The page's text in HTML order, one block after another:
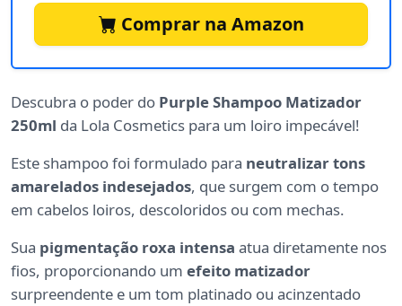
Comprar na Amazon
Descubra o poder do Purple Shampoo Matizador
250ml da Lola Cosmetics para um loiro impecável!
Este shampoo foi formulado para neutralizar tons
amarelados indesejados, que surgem com o tempo
em cabelos loiros, descoloridos ou com mechas.
Sua pigmentação roxa intensa atua diretamente nos
fios, proporcionando um efeito matizador
surpreendente e um tom platinado ou acinzentado